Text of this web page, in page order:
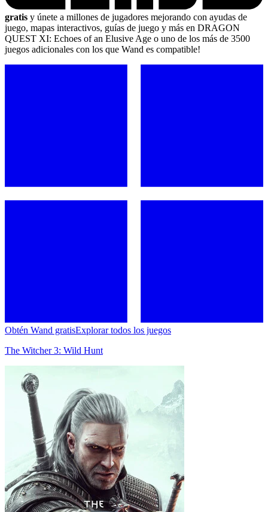
gratis y únete a millones de jugadores mejorando con ayudas de
juego, mapas interactivos, guías de juego y más en DRAGON
QUEST XI: Echoes of an Elusive Age o uno de los más de 3500
juegos adicionales con los que Wand es compatible!
Obtén Wand gratisExplorar todos los juegos
The Witcher 3: Wild Hunt